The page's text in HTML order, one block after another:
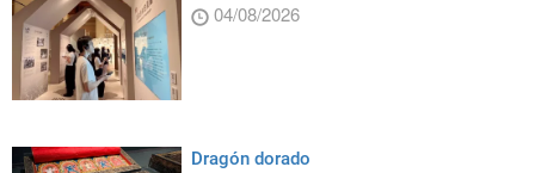
04/08/2026
Dragón dorado